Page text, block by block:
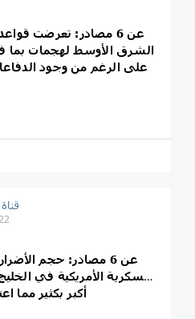
الشرق الأوسط لهجمات بما
العسكرية الأمريكية في
أكبر بكثير مما